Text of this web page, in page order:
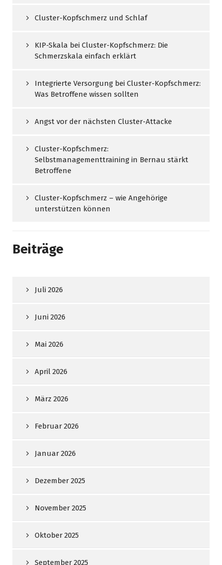
Cluster-Kopfschmerz und Schlaf
KIP-Skala bei Cluster-Kopfschmerz: Die
Schmerzskala einfach erklärt
Integrierte Versorgung bei Cluster-Kopfschmerz:
Was Betroffene wissen sollten
Angst vor der nächsten Cluster-Attacke
Cluster-Kopfschmerz:
Selbstmanagementtraining in Bernau stärkt
Betroffene
Cluster-Kopfschmerz – wie Angehörige
unterstützen können
Beiträge
Juli 2026
Juni 2026
Mai 2026
April 2026
März 2026
Februar 2026
Januar 2026
Dezember 2025
November 2025
Oktober 2025
September 2025